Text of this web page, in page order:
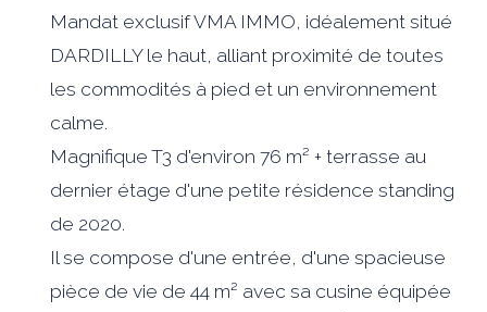
Mandat exclusif VMA IMMO, idéalement situé
DARDILLY le haut, alliant proximité de toutes
les commodités à pied et un environnement
calme.
Magnifique T3 d'environ 76 m² + terrasse au
dernier étage d'une petite résidence standing
de 2020.
Il se compose d'une entrée, d'une spacieuse
pièce de vie de 44 m² avec sa cusine équipée